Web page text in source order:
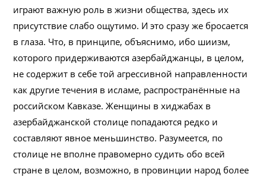
играют важную роль в жизни общества, здесь их
присутствие слабо ощутимо. И это сразу же бросается
в глаза. Что, в принципе, объяснимо, ибо шиизм,
которого придерживаются азербайджанцы, в целом,
не содержит в себе той агрессивной направленности
как другие течения в исламе, распространённые на
российском Кавказе. Женщины в хиджабах в
азербайджанской столице попадаются редко и
составляют явное меньшинство. Разумеется, по
столице не вполне правомерно судить обо всей
стране в целом, возможно, в провинции народ более